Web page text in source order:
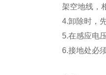
架空地线，
4.卸除时，
5.在感应电
6.接地处必